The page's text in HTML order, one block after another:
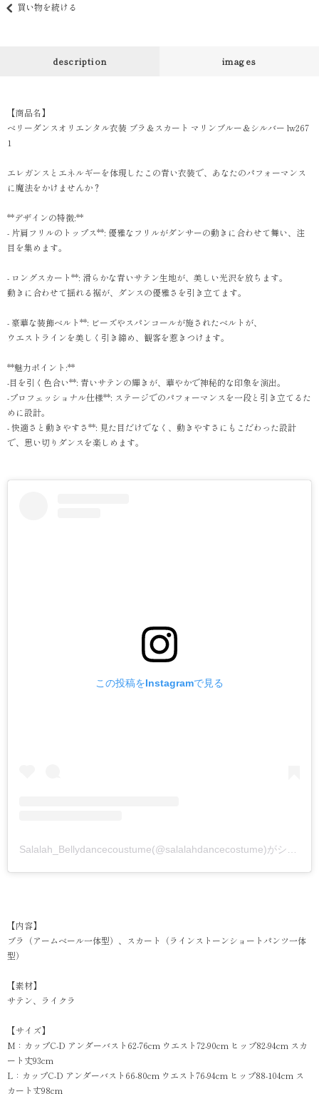
買い物を続ける
description images
【商品名】
ベリーダンスオリエンタル衣装 ブラ＆スカート マリンブルー＆シルバー lw267
1
エレガンスとエネルギーを体現したこの青い衣装で、あなたのパフォーマンス
に魔法をかけませんか？
**デザインの特徴:**
- 片肩フリルのトップス**: 優雅なフリルがダンサーの動きに合わせて舞い、注
目を集めます。
- ロングスカート**: 滑らかな青いサテン生地が、美しい光沢を放ちます。
動きに合わせて揺れる裾が、ダンスの優雅さを引き立てます。
- 豪華な装飾ベルト**: ビーズやスパンコールが施されたベルトが、
ウエストラインを美しく引き締め、観客を惹きつけます。
**魅力ポイント:**
-目を引く色合い**: 青いサテンの輝きが、華やかで神秘的な印象を演出。
-プロフェッショナル仕様**: ステージでのパフォーマンスを一段と引き立てるた
めに設計。
- 快適さと動きやすさ**: 見た目だけでなく、動きやすさにもこだわった設計
で、思い切りダンスを楽しめます。
この投稿をInstagramで見る
Salalah_Bellydancecoustume(@salalahdancecostume)がシェアした投稿
【内容】
ブラ（アームベール一体型）、スカート（ラインストーンショートパンツ一体
型）
【素材】
サテン、ライクラ
【サイズ】
M：カップC-D アンダーバスト62-76cm ウエスト72-90cm ヒップ82-94cm スカ
ート丈93cm
L：カップC-D アンダーバスト66-80cm ウエスト76-94cm ヒップ88-104cm ス
カート丈98cm